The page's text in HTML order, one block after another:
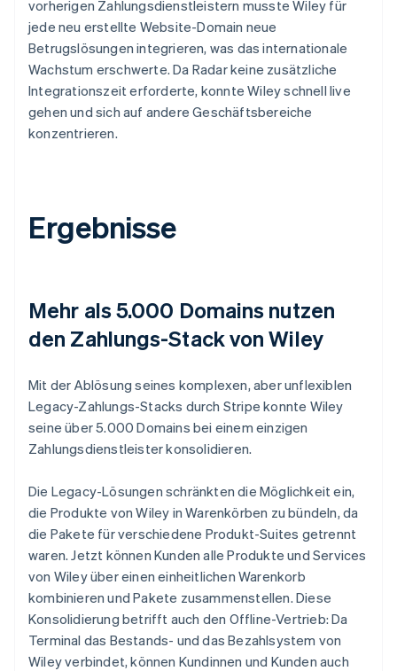
vorherigen Zahlungsdienstleistern musste Wiley für
jede neu erstellte Website-Domain neue
Betrugslösungen integrieren, was das internationale
Wachstum erschwerte. Da Radar keine zusätzliche
Integrationszeit erforderte, konnte Wiley schnell live
gehen und sich auf andere Geschäftsbereiche
konzentrieren.
Ergebnisse
Mehr als 5.000 Domains nutzen
den Zahlungs-Stack von Wiley
Mit der Ablösung seines komplexen, aber unflexiblen
Legacy-Zahlungs-Stacks durch Stripe konnte Wiley
seine über 5.000 Domains bei einem einzigen
Zahlungsdienstleister konsolidieren.
Die Legacy-Lösungen schränkten die Möglichkeit ein,
die Produkte von Wiley in Warenkörben zu bündeln, da
die Pakete für verschiedene Produkt-Suites getrennt
waren. Jetzt können Kunden alle Produkte und Services
von Wiley über einen einheitlichen Warenkorb
kombinieren und Pakete zusammenstellen. Diese
Konsolidierung betrifft auch den Offline-Vertrieb: Da
Terminal das Bestands- und das Bezahlsystem von
Wiley verbindet, können Kundinnen und Kunden auch